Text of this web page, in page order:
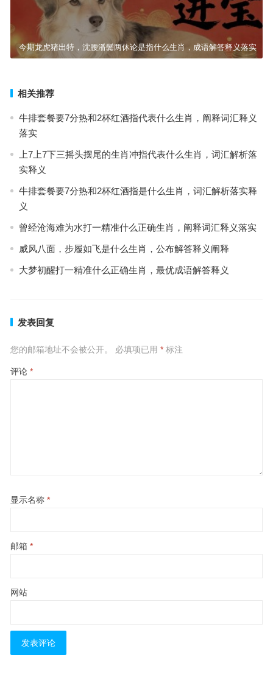
今期龙虎猪出特，沈腰潘鬓两休论是指什么生肖，成语解答释义落实
相关推荐
牛排套餐要7分热和2杯红酒指代表什么生肖，阐释词汇释义
落实
上7上7下三摇头摆尾的生肖冲指代表什么生肖，词汇解析落
实释义
牛排套餐要7分热和2杯红酒指是什么生肖，词汇解析落实释
义
曾经沧海难为水打一精准什么正确生肖，阐释词汇释义落实
威风八面，步履如飞是什么生肖，公布解答释义阐释
大梦初醒打一精准什么正确生肖，最优成语解答释义
发表回复
您的邮箱地址不会被公开。 必填项已用 *标注
评论 *
显示名称 *
邮箱 *
网站